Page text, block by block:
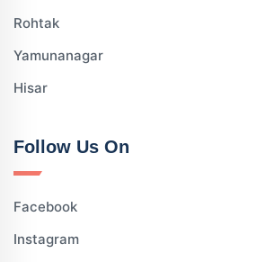
Rohtak
Yamunanagar
Hisar
Follow Us On
Facebook
Instagram